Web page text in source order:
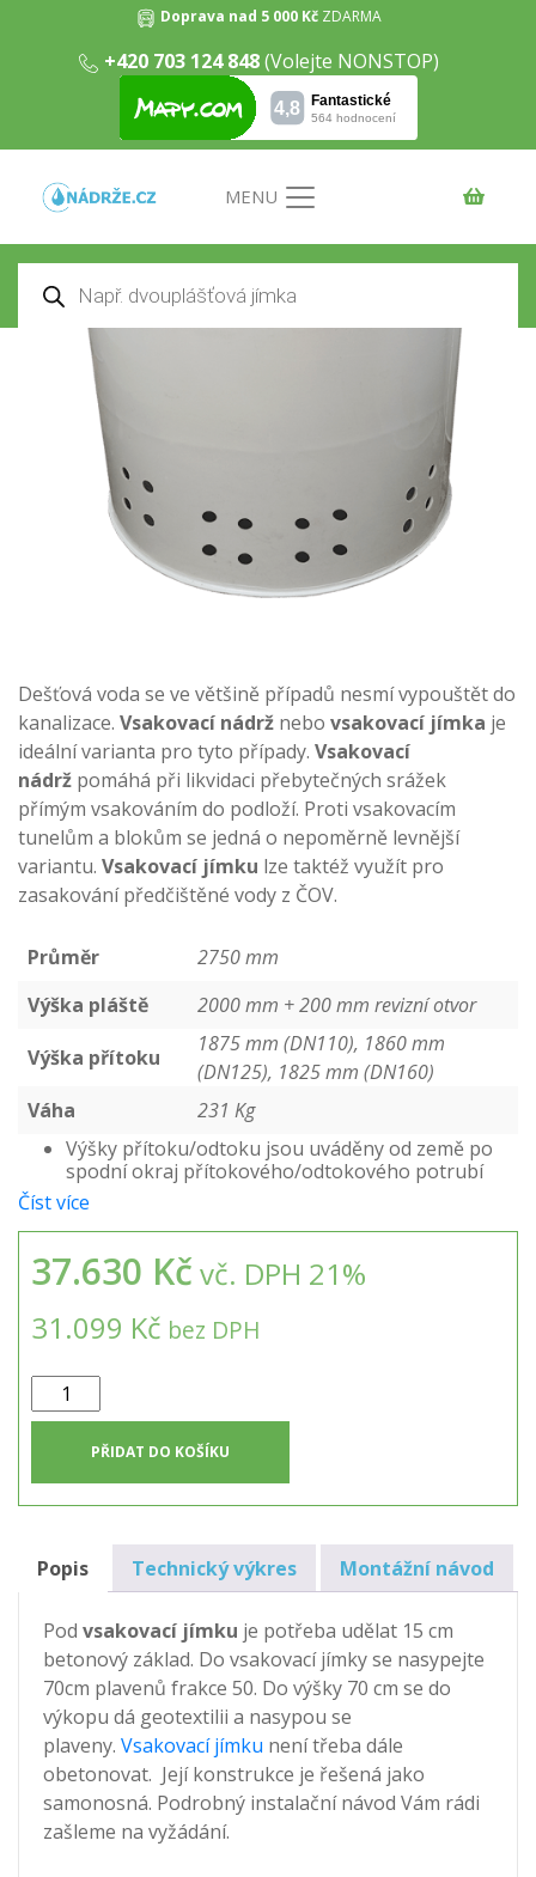
Doprava nad 5 000 Kč ZDARMA
+420 703 124 848(Volejte NONSTOP)
MENU
Products
search
Vsakovací jímka 12m3
Vsakovací jímky/ Vsakovací jímka 12m3
Dešťová voda se ve většině případů nesmí vypouštět do
kanalizace. Vsakovací nádrž nebo vsakovací jímka je
ideální varianta pro tyto případy. Vsakovací
nádrž pomáhá při likvidaci přebytečných srážek
přímým vsakováním do podloží. Proti vsakovacím
tunelům a blokům se jedná o nepoměrně levnější
variantu. Vsakovací jímku lze taktéž využít pro
zasakování předčištěné vody z ČOV.
Průměr
2750 mm
Výška pláště
2000 mm + 200 mm revizní otvor
Výška přítoku
1875 mm (DN110), 1860 mm
(DN125), 1825 mm (DN160)
Váha
231 Kg
Výšky přítoku/odtoku jsou uváděny od země po
spodní okraj přítokového/odtokového potrubí
Číst více
37.630 Kč vč. DPH 21%
31.099 Kč bez DPH
Vsakovací
jímka
PŘIDAT DO KOŠÍKU
Popis Technický výkres Montážní návod
Pod vsakovací jímku je potřeba udělat 15 cm
betonový základ. Do vsakovací jímky se nasypejte
70cm plavenů frakce 50. Do výšky 70 cm se do
výkopu dá geotextilii a nasypou se
plaveny. Vsakovací jímku není třeba dále
obetonovat. Její konstrukce je řešená jako
samonosná. Podrobný instalační návod Vám rádi
zašleme na vyžádání.